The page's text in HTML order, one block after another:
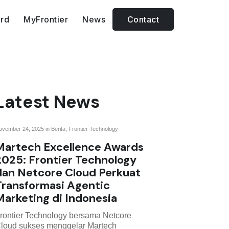
MyFrontier News Contact
News
24, 2025 in Berita Frontier Technology
Excellence Awards
Frontier Technology
Netcore Cloud Perkuat
Agentic
di Indonesia
Technology bersama Netcore
sukses menggelar Martech